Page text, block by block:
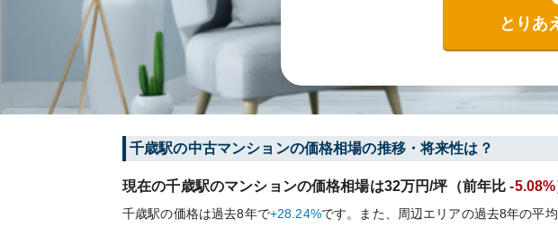
とりあ
千歳駅の中古マンションの価格相場の推移・将来性は？
現在の千歳駅のマンションの価格相場は32万円/坪（前年比 -5.08%
千歳駅の価格は過去8年で+28.24%です。 また、周辺エリアの過去8年の平